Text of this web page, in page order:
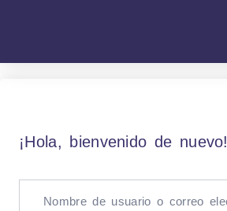
¡Hola, bienvenido de nuevo!